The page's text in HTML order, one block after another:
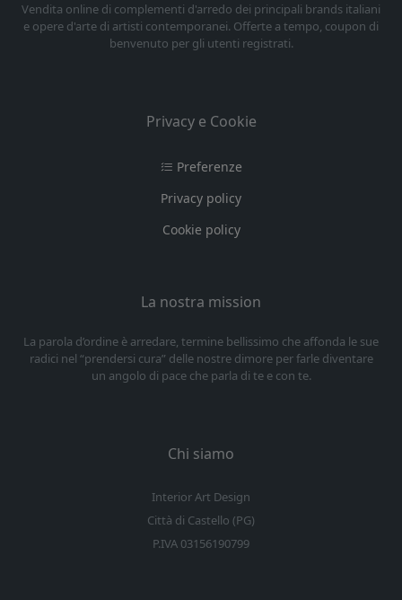
Vendita online di complementi d'arredo dei principali brands italiani
e opere d'arte di artisti contemporanei. Offerte a tempo, coupon di
benvenuto per gli utenti registrati.
Privacy e Cookie
Preferenze
Privacy policy
Cookie policy
La nostra mission
La parola d’ordine è arredare, termine bellissimo che affonda le sue
radici nel “prendersi cura” delle nostre dimore per farle diventare
un angolo di pace che parla di te e con te.
Chi siamo
Interior Art Design
Città di Castello (PG)
P.IVA 03156190799